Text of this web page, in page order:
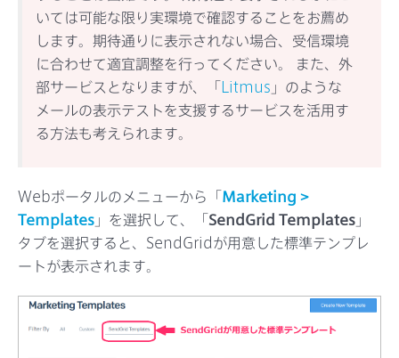
いては可能な限り実環境で確認することをお薦め
します。期待通りに表示されない場合、受信環境
に合わせて適宜調整を行ってください。 また、外
部サービスとなりますが、「Litmus 」のような
メールの表示テストを支援するサービスを活用す
る方法も考えられます。
Webポータルのメニューから「Marketing >
Templates 」を選択して、「SendGrid Templates 」
タブを選択すると、SendGridが用意した標準テンプレ
ートが表示されます。